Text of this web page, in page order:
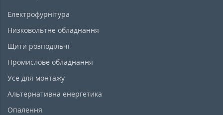
Електрофурнітура
Низковольтне обладнання
Щити розподільчі
Промислове обладнання
Усе для монтажу
Альтернативна енергетика
Опалення